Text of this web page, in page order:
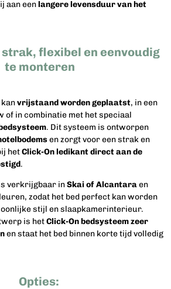
aan eenlangere levensduur van het
strak, flexibel en eenvoudig
te monteren
kanvrijstaand worden geplaatst, in een
of in combinatie met het speciaal
. Dit systeem is ontworpen
en zorgt voor een strak en
hetClick-On ledikant direct aan de
.
verkrijgbaar inSkai of Alcantaraen
zodat het bed perfect kan worden
stijl en slaapkamerinterieur.
is hetClick-On bedsysteem zeer
en staat het bed binnen korte tijd volledig
Opties: